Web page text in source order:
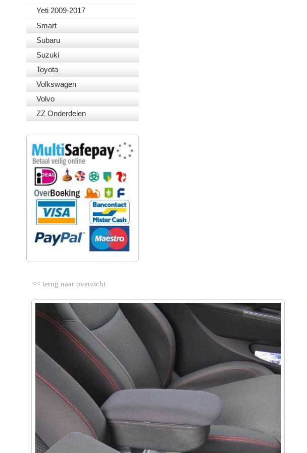
Yeti 2009-2017
Smart
Subaru
Suzuki
Toyota
Volkswagen
Volvo
ZZ Onderdelen
<< terug naar overzicht